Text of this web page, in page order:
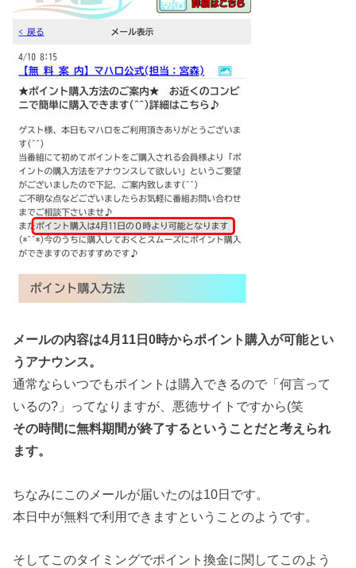
メールの内容は4月11日0時からポイント購入が可能とい
うアナウンス。
通常ならいつでもポイントは購入できるので「何言って
いるの?」ってなりますが、悪徳サイトですから(笑
その時間に無料期間が終了するということだと考えられ
ます。
ちなみにこのメールが届いたのは10日です。
本日中が無料で利用できますということのようです。
そしてこのタイミングでポイント換金に関してこのよう